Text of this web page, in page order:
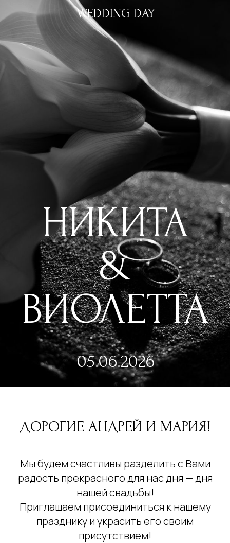
&
05.06.2026
ВИОЛЕТТА
WEDDING DAY
НИКИТА
ДОРОГИЕ АНДРЕЙ И МАРИЯ!
Мы будем счастливы разделить с Вами
радость прекрасного для нас дня — дня
нашей свадьбы!
Приглашаем присоединиться к нашему
празднику и украсить его своим
присутствием!